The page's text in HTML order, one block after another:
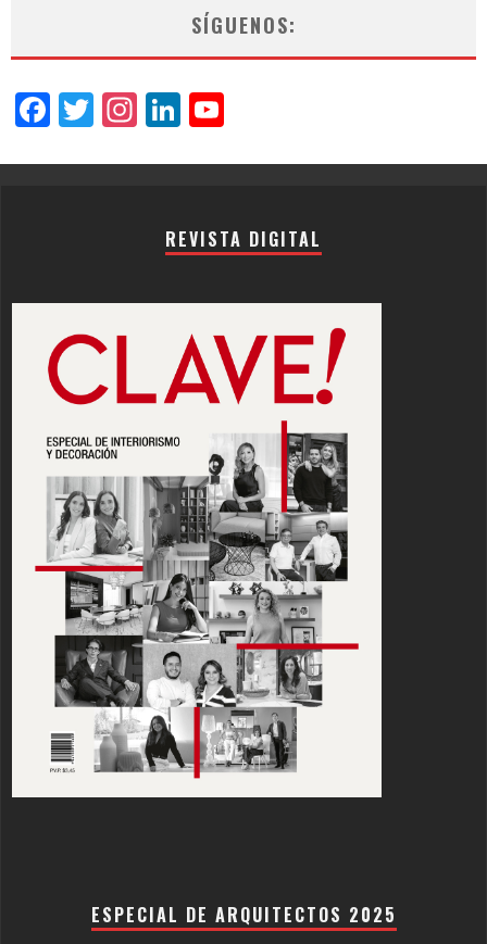
SÍGUENOS:
Facebook
Twitter
Instagram
LinkedIn
REVISTA DIGITAL
ESPECIAL DE ARQUITECTOS 2025